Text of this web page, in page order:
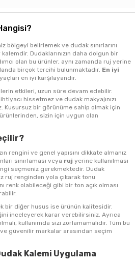
bölgeyi belirlemek ve dudak sınırlarını
Dudaklarınızın daha dolgun bir
olan bu ürünler, aynı zamanda ruj yerine
birçok tercihi bulunmaktadır. En iyi
en iyi karşılayandır.
etkileri, uzun süre devam edebilir.
hissetmez ve dudak makyajınızı
Kusursuz bir görünüme sahip olmak için
sizin için uygun olan
rengini ve genel yapısını dikkate almanız
sınırlaması veya ruj yerine kullanılması
seçmeniz gerekmektedir. Dudak
ruj renginden yola çıkarak tonu
renk olabileceği gibi bir ton açık olması
bir diğer husus ise ürünün kalitesidir.
inceleyerek karar verebilirsiniz. Ayrıca
kullanımda sizi zorlamamalıdır. Tüm bu
güvenilir markalar arasından seçim
Kalemi Uygulama